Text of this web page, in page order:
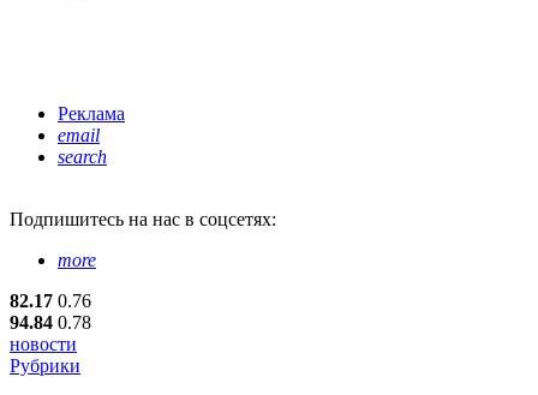
Реклама
email
search
Подпишитесь на нас в соцсетях:
more
82.17 0.76
94.84 0.78
новости
Рубрики